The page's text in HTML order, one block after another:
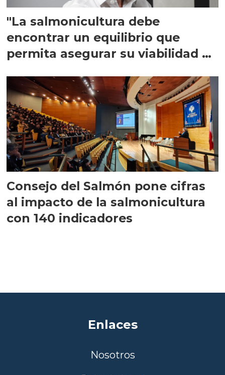
"La salmonicultura debe
encontrar un equilibrio que
permita asegurar su viabilidad de
Consejo del Salmón pone cifras
al impacto de la salmonicultura
con 140 indicadores
Enlaces
Nosotros